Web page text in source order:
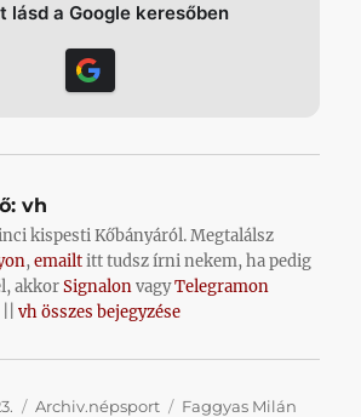
lásd a Google keresőben
vh
kispesti Kőbányáról. Megtalálsz
,emailtitt tudsz írni nekem, ha pedig
akkorSignalonvagyTelegramon
||vh összes bejegyzése
Kategória
Archiv.népsport Címke
Faggyas Milán